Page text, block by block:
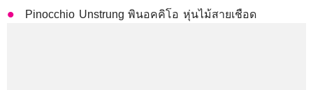
Pinocchio Unstrung พินอคคิโอ หุ่นไม้สายเชือด